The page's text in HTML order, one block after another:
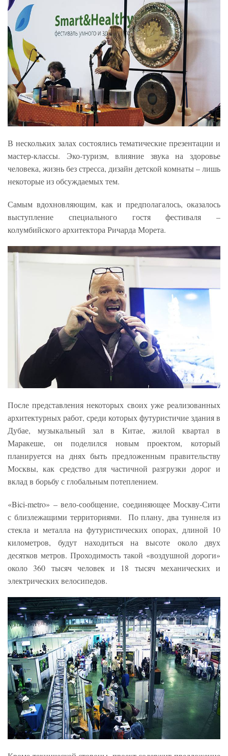
В нескольких залах состоялись тематические презентации и
мастер-классы. Эко-туризм, влияние звука на здоровье
человека, жизнь без стресса, дизайн детской комнаты – лишь
некоторые из обсуждаемых тем.
Самым вдохновляющим, как и предполагалось, оказалось
выступление специального гостя фестиваля –
колумбийского архитектора Ричарда Морета.
После представления некоторых своих уже реализованных
архитектурных работ, среди которых футуристичие здания в
Дубае, музыкальный зал в Китае, жилой квартал в
Маракеше, он поделился новым проектом, который
планируется на днях быть предложенным правительству
Москвы, как средство для частичной разгрузки дорог и
вклад в борьбу с глобальным потеплением.
«Bici-metro» – вело-сообщение, соединяющее Москву-Сити
с близлежащими территориями. По плану, два туннеля из
стекла и металла на футуристических опорах, длиной 10
километров, будут находиться на высоте около двух
десятков метров. Проходимость такой «воздушной дороги»
около 360 тысяч человек и 18 тысяч механических и
электрических велосипедов.